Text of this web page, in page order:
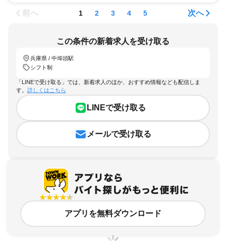
前へ 1 2 3 4 5 次へ
この条件の新着求人を受け取る
兵庫県 / 中埠頭駅
シフト制
「LINEで受け取る」では、新着求人のほか、おすすめ情報なども配信しま
す。 詳しくはこちら
LINEで受け取る
メールで受け取る
アプリを無料ダウンロード